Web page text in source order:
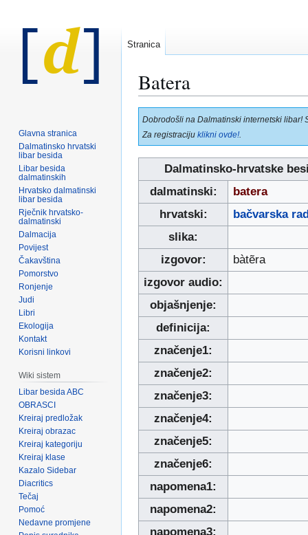
Batera
Prijeđi
na
navigaciju
Prijeđi
na
pretraživanje
Dobrodošli na Dalmatinski internetski libar!
Za registraciju klikni ovde!
Dalmatinsko-hrvatske
dalmatinski:
batera
hrvatski:
bačvarska
slika:
izgovor:
bàtẽra
izgovor audio:
objašnjenje:
definicija:
značenje1:
značenje2:
značenje3:
značenje4:
značenje5:
značenje6:
napomena1:
napomena2:
napomena3:
Stranica
Glavna stranica
Dalmatinsko hrvatski
libar besida
Libar besida
dalmatinskih
Hrvatsko dalmatinski
libar besida
Rječnik hrvatsko-
dalmatinski
Dalmacija
Povijest
Čakavština
Pomorstvo
Ronjenje
Judi
Libri
Ekologija
Kontakt
Korisni linkovi
Wiki sistem
Libar besida ABC
OBRASCI
Kreiraj predložak
Kreiraj obrazac
Kreiraj kategoriju
Kreiraj klase
Kazalo Sidebar
Diacritics
Tečaj
Pomoć
Nedavne promjene